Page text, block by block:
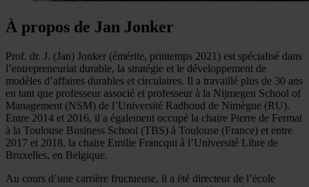
À propos de Jan Jonker
Prof. dr. J. (Jan) Jonker (émérite, printemps 2021) est spécialisé dans
l’entrepreneuriat durable, la stratégie et le développement de
modèles d’affaires durables et circulaires. Il a travaillé plus de 30 ans
en tant que professeur associé et professeur à la Nijmegen School of
Management (NSM) de l’Université Radboud de Nimègue (RU).
Entre 2014 et 2016, il a également occupé la chaire Pierre de Fermat
à la Toulouse Business School (TBS) à Toulouse (France) et entre
2017 et 2018, la chaire Emilie Francqui à l’Université Libre de
Bruxelles, en Belgique.
Au cours d’une carrière fructueuse, il a été directeur de l’école